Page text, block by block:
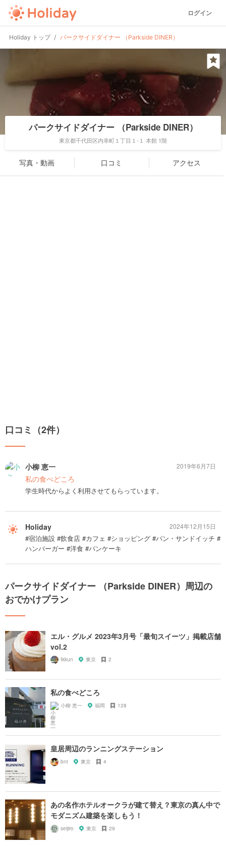
ログイン
Holiday トップ パークサイドダイナー （Parkside DINER）
パークサイドダイナー （Parkside DINER）
東京都千代田区内幸町１丁目１-１ 本館 1階
写真・動画 口コミ アクセス
口コミ（2件）
小柳 恵一
私の食べどころ
学生時代からよく利用させてもらっています。
2019年6月7日
Holiday
#宿泊施設 #飲食店 #カフェ #ショッピング #パン・サンドイッチ #
ハンバーガー #洋食 #パンケーキ
2024年12月15日
パークサイドダイナー （Parkside DINER）周辺の
おでかけプラン
エル・グルメ 2023年3月号「最旬スイーツ」掲載店舗
vol.2
Ikkun 東京 2
私の食べどころ
小柳 恵一 福岡 128
皇居周辺のランニングステーション
bnt 東京 4
あの名作ホテルオークラが建て替え？東京の真ん中で
モダニズム建築を楽しもう！
seijiro 東京 29